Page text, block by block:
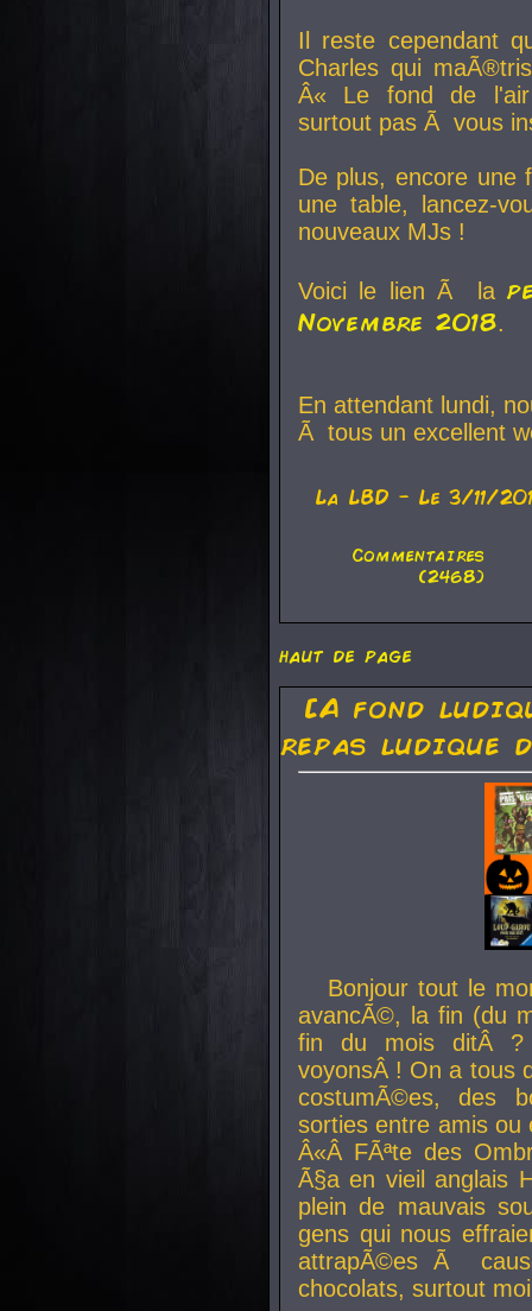
Il reste cependant
Charles qui
Â« Le fond de
surtout pas Ã vous
De plus, encore une
une table, lancez-
nouveaux MJs !
Voici le lien Ã la
Novembre 2018.
En attendant lundi,
Ã tous un excellent
La LBD - Le 3/11/
Commentaires
(2468)
haut de page
[A fond
repas ludique
Bonjour tout le
avancÃ©, la fin (du
fin du mois ditÂ ?
voyonsÂ ! On a tous
costumÃ©es, des
sorties entre amis
Â«Â FÃªte des
Ã§a en vieil anglais
plein de mauvais
gens qui nous
attrapÃ©es Ã
chocolats, surtout